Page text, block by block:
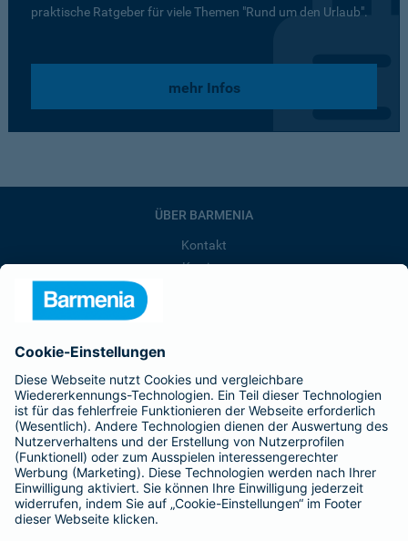
praktische Ratgeber für viele Themen "Rund um den Urlaub".
mehr Infos
ÜBER BARMENIA
Kontakt
Karriere
Affiliate-Partner werden
Barmenia ist Teil der BarmeniaGothaer
BELIEBTE SEITEN
Kranken-Zusatzversicherung
Tierversicherungen
Haftpflichtversicherung
Hausratversicherung